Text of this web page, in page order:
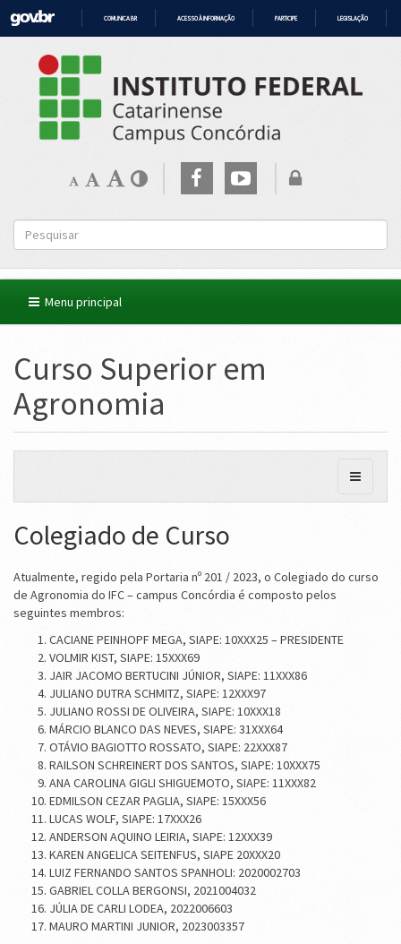
CONTEÚDO
COMUNICA BR ACESSO À INFORMAÇÃO PARTICIPE LEGISLAÇÃO
Menu principal
Curso Superior em
Agronomia
Colegiado de Curso
Atualmente, regido pela Portaria nº 201 / 2023, o Colegiado do curso
de Agronomia do IFC – campus Concórdia é composto pelos
seguintes membros:
CACIANE PEINHOPF MEGA, SIAPE: 10XXX25 – PRESIDENTE
VOLMIR KIST, SIAPE: 15XXX69
JAIR JACOMO BERTUCINI JÚNIOR, SIAPE: 11XXX86
JULIANO DUTRA SCHMITZ, SIAPE: 12XXX97
JULIANO ROSSI DE OLIVEIRA, SIAPE: 10XXX18
MÁRCIO BLANCO DAS NEVES, SIAPE: 31XXX64
OTÁVIO BAGIOTTO ROSSATO, SIAPE: 22XXX87
RAILSON SCHREINERT DOS SANTOS, SIAPE: 10XXX75
ANA CAROLINA GIGLI SHIGUEMOTO, SIAPE: 11XXX82
EDMILSON CEZAR PAGLIA, SIAPE: 15XXX56
LUCAS WOLF, SIAPE: 17XXX26
ANDERSON AQUINO LEIRIA, SIAPE: 12XXX39
KAREN ANGELICA SEITENFUS, SIAPE 20XXX20
LUIZ FERNANDO SANTOS SPANHOLI: 2020002703
GABRIEL COLLA BERGONSI, 2021004032
JÚLIA DE CARLI LODEA, 2022006603
MAURO MARTINI JUNIOR, 2023003357